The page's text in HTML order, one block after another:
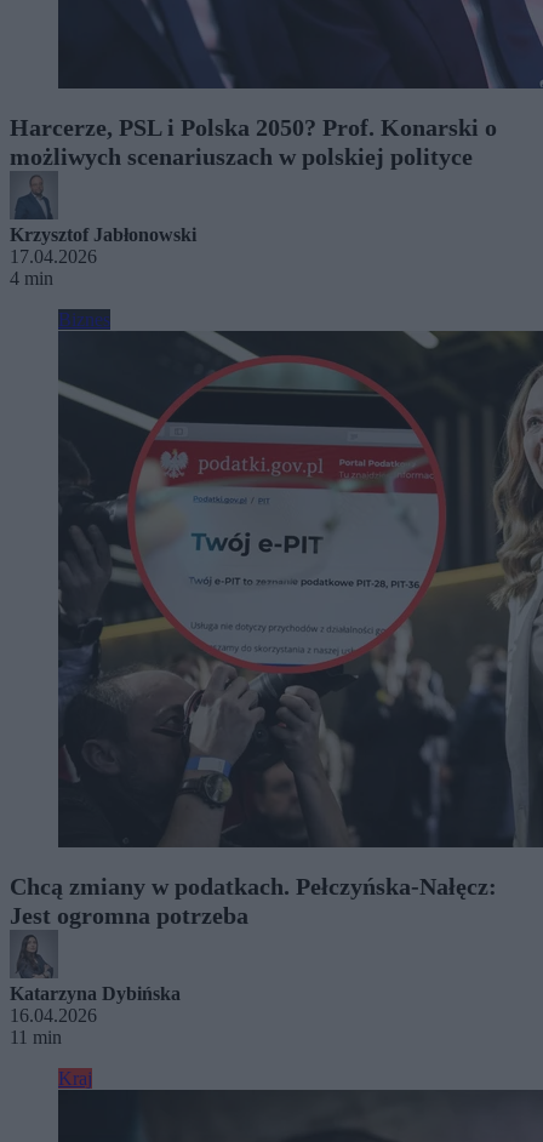
Harcerze, PSL i Polska 2050? Prof. Konarski o
możliwych scenariuszach w polskiej polityce
Krzysztof Jabłonowski
17.04.2026
4 min
Biznes
Chcą zmiany w podatkach. Pełczyńska-Nałęcz:
Jest ogromna potrzeba
Katarzyna Dybińska
16.04.2026
11 min
Kraj